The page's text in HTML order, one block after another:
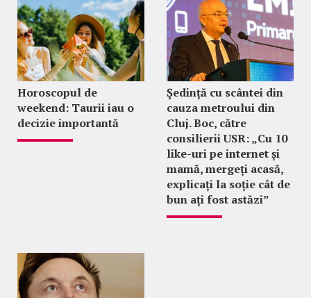
Horoscopul de
weekend: Taurii iau o
decizie importantă
Ședință cu scântei din
cauza metroului din
Cluj. Boc, către
consilierii USR: „Cu 10
like-uri pe internet și
mamă, mergeți acasă,
explicați la soție cât de
bun ați fost astăzi”